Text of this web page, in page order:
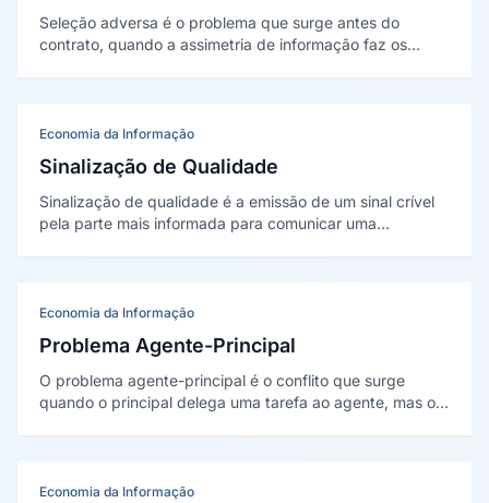
Seleção adversa é o problema que surge antes do
contrato, quando a assimetria de informação faz os
Economia da Informação
Sinalização de Qualidade
Sinalização de qualidade é a emissão de um sinal crível
pela parte mais informada para comunicar uma
Economia da Informação
Problema Agente-Principal
O problema agente-principal é o conflito que surge
quando o principal delega uma tarefa ao agente, mas os
Economia da Informação